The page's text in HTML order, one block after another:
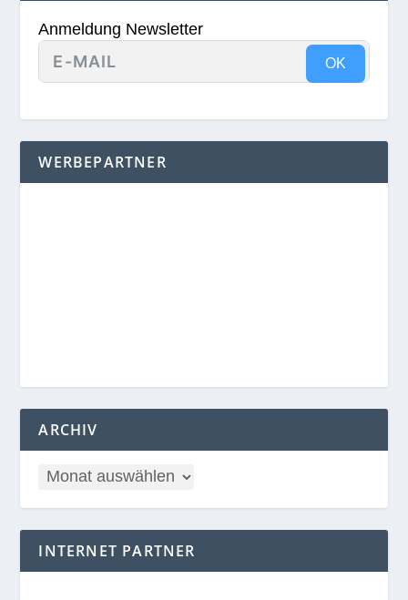
Anmeldung Newsletter
OK
WERBEPARTNER
ARCHIV
INTERNET PARTNER